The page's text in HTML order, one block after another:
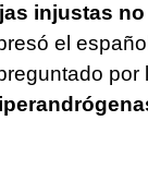
injustas
el
por